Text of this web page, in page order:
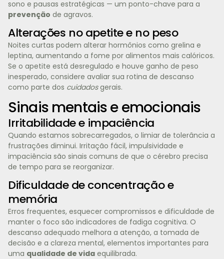
sono e pausas estratégicas — um ponto-chave para a
prevenção de agravos.
Alterações no apetite e no peso
Noites curtas podem alterar hormônios como grelina e
leptina, aumentando a fome por alimentos mais calóricos.
Se o apetite está desregulado e houve ganho de peso
inesperado, considere avaliar sua rotina de descanso
como parte dos cuidadosgerais.
Sinais mentais e emocionais
Irritabilidade e impaciência
Quando estamos sobrecarregados, o limiar de tolerância a
frustrações diminui. Irritação fácil, impulsividade e
impaciência são sinais comuns de que o cérebro precisa
de tempo para se reorganizar.
Dificuldade de concentração e
memória
Erros frequentes, esquecer compromissos e dificuldade de
manter o foco são indicadores de fadiga cognitiva. O
descanso adequado melhora a atenção, a tomada de
decisão e a clareza mental, elementos importantes para
uma qualidade de vida equilibrada.